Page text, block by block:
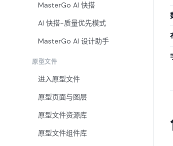
MasterGo AI 快搭
AI 快搭-质量优先模式
MasterGo AI 设计助手
原型文件
进入原型文件
原型页面与图层
原型文件资源库
原型文件组件库